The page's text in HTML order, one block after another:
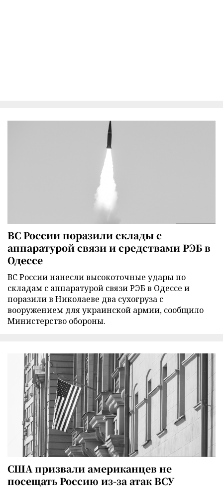
ВС России поразили склады с
аппаратурой связи и средствами РЭБ в
Одессе
ВС России нанесли высокоточные удары по
складам с аппаратурой связи РЭБ в Одессе и
поразили в Николаеве два сухогруза с
вооружением для украинской армии, сообщило
Министерство обороны.
США призвали американцев не
посещать Россию из-за атак ВСУ